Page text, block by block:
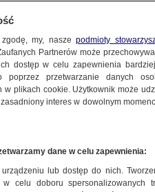
BuzzFeed
Victoria's Secret
my, naszepodmioty
Partnerów może
dostęp w celu zapewnienia
poprzez przetwarzanie danych
w plikach cookie. Użytkownik może
interes w dowolnym
dane w celu zapewnienia:
lub dostęp do nich.
w celu doboru spersonalizowanych